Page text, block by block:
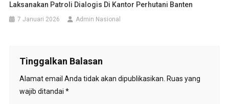
Laksanakan Patroli Dialogis Di Kantor Perhutani Banten
7 Januari 2026 Admin Nasional
Tinggalkan Balasan
Alamat email Anda tidak akan dipublikasikan. Ruas yang
wajib ditandai *